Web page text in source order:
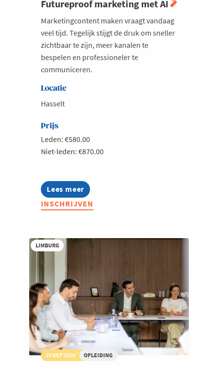
Futureproof marketing met AI
Marketingcontent maken vraagt vandaag
veel tijd. Tegelijk stijgt de druk om sneller
zichtbaar te zijn, meer kanalen te
bespelen en professioneler te
communiceren.
Locatie
Hasselt
Prijs
Leden: €580.00
Niet-leden: €870.00
Lees meer
about
Futureproof
marketing
INSCHRIJVEN
LIMBURG
29 SEP 2026 OPLEIDING